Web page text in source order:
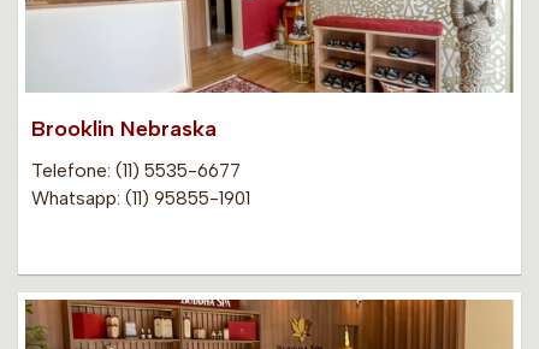
Brooklin Nebraska
Telefone: (11) 5535-6677
Whatsapp: (11) 95855-1901